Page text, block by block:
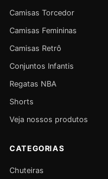
Camisas Torcedor
Camisas Femininas
Camisas Retrô
Conjuntos Infantis
Regatas NBA
Shorts
Veja nossos produtos
CATEGORIAS
Chuteiras